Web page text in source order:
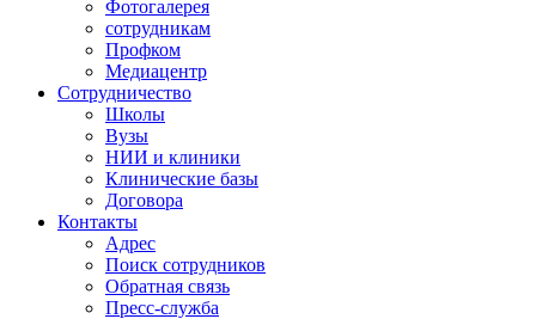
Фотогалерея
сотрудникам
Профком
Медиацентр
Сотрудничество
Школы
Вузы
НИИ и клиники
Клинические базы
Договора
Контакты
Адрес
Поиск сотрудников
Обратная связь
Пресс-служба